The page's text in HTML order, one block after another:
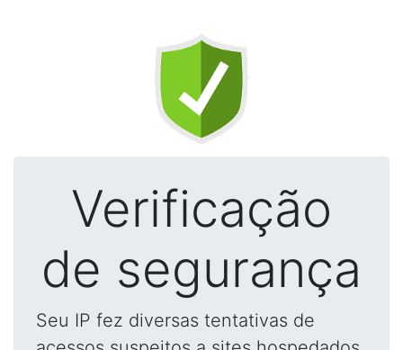
Verificação
de segurança
Seu IP fez diversas tentativas de